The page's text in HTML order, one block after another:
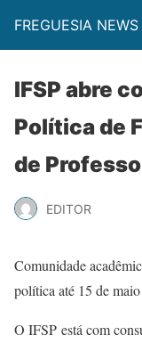
FREGUESIA NEWS
IFSP abre
Política de
de
EDITOR
Comunidade
política até 15 de maio
O IFSP está com